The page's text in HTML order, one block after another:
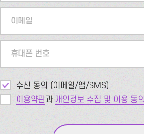
이메일
휴대폰 번호
수신 동의 (이메일/앱/SMS)
이용약관과 개인정보 수집 및 이용 동의